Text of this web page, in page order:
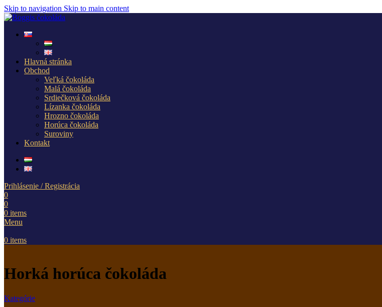
Skip to navigation Skip to main content
Hlavná stránka
Obchod
Veľká čokoláda
Malá čokoláda
Srdiečková čokoláda
Lízanka čokoláda
Hrozno čokoláda
Horúca čokoláda
Suroviny
Kontakt
Prihlásenie / Registrácia
0
0
0 items
Menu
0 items
Horká horúca čokoláda
Kategórie